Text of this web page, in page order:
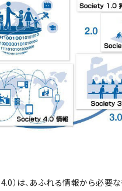
）は、あふれる情報から必要